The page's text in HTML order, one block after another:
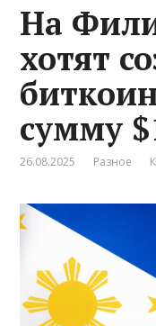
На
хотят
сумму
26.08.2025 Разное